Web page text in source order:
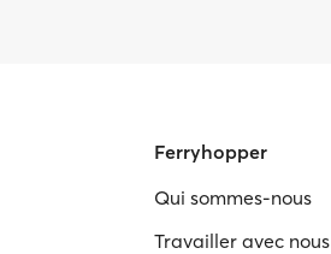
Ferryhopper
Qui sommes-nous
Travailler avec nous